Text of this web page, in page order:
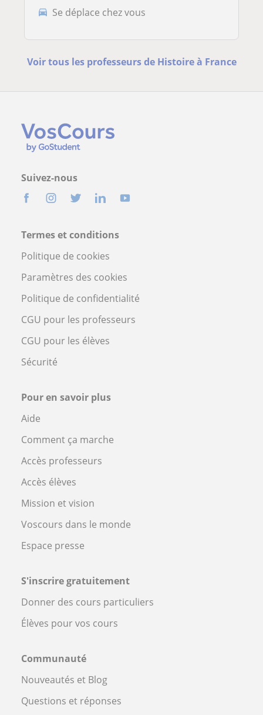
Se déplace chez vous
Voir tous les professeurs de Histoire à France
Suivez-nous
Termes et conditions
Politique de cookies
Paramètres des cookies
Politique de confidentialité
CGU pour les professeurs
CGU pour les élèves
Sécurité
Pour en savoir plus
Aide
Comment ça marche
Accès professeurs
Accès élèves
Mission et vision
Voscours dans le monde
Espace presse
S'inscrire gratuitement
Donner des cours particuliers
Élèves pour vos cours
Communauté
Nouveautés et Blog
Questions et réponses